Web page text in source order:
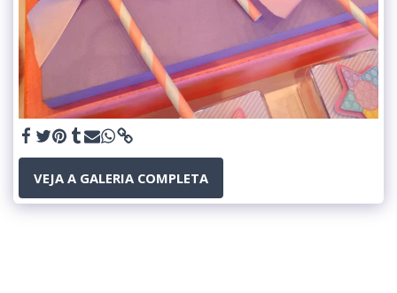
VEJA A GALERIA COMPLETA